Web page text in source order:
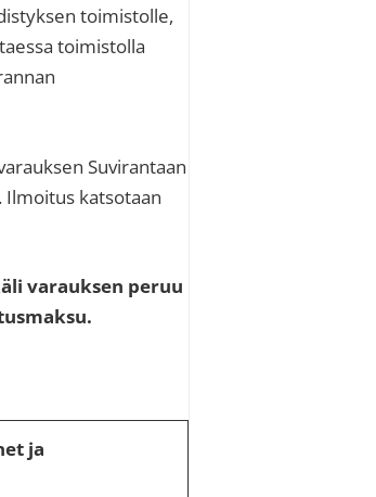
toimistolle,
toimistolla
Suvirantaan
katsotaan
varauksen peruu
ja